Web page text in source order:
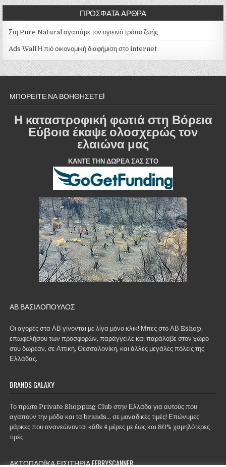
ΠΡΌΣΦΑΤΑ ΆΡΘΡΑ
Στη Pure Natural αγαπάμε τον υγιεινό τρόπο ζωής
Ads Wall Η πιό οικονομική διαφήμιση στο internet
ΜΠΟΡΕΙΤΕ ΝΑ ΒΟΗΘΗΣΕΤΕ!
Η καταστροφική φωτιά στη Βόρεια
Εύβοια έκαψε ολοσχερώς τον
ελαιώνα μας
ΚΑΝΤΕ ΤΗΝ ΔΩΡΕΑ ΣΑΣ ΣΤΟ
ΑΒ ΒΑΣΙΛΌΠΟΥΛΟΣ
Οι αγορές στα ΑΒ γίνονται με λίγα μόνο κλικ! Μπες στο ΑΒ Eshop,
επωφελήσου των προσφορών, παράγγειλε και παράλαβε στον χώρο
σου δωρεάν, σε Αττική, Θεσσαλονίκη, και άλλες μεγάλες πόλεις της
Ελλάδας.
BRANDS GALAXY
Το πρώτο Private Shopping Club στην Ελλάδα για αυτούς που
αγαπούν την μόδα και τα brands... σε μοναδικές τιμές! Επώνυμες
μάρκες που ανανεώνονται κάθε 4 μέρες με έως και 80% χαμηλότερες
τιμές.
ΑΚΤΟΠΛΟΪΚΆ ΕΙΣΙΤΉΡΙΑ FERRYSCANNER